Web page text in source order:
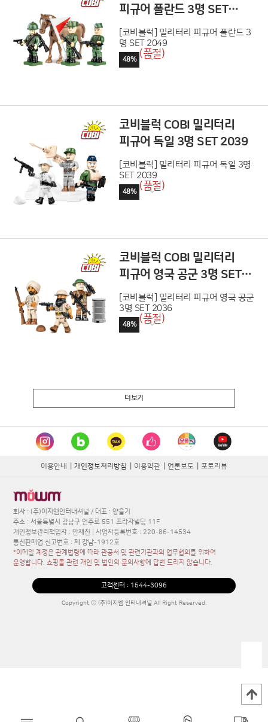
피규어 폴란드 3명 SET
2049
[코비블럭] 밀리터리 피규어 폴란드 3
명 SET 2049
48% (품절)
코비블럭 COBI 밀리터리
피규어 독일 3명 SET 2039
[코비블럭] 밀리터리 피규어 독일 3명
SET 2039
48% (품절)
코비블럭 COBI 밀리터리
피규어 영국 공군 3명 SET
2036
[코비블럭] 밀리터리 피규어 영국 공군
3명 SET 2036
48% (품절)
더보기
이용안내 개인정보처리방침 이용약관 언론보도 포토리뷰
회사 : (주)이지엠인터내셔널 / 대표 : 양을기
주소 : 서울특별시 강남구 언주로 551 프라자빌딩 11F
개인정보관리책임자 : 안재진 | 사업자등록번호 : 220-86-14534
통신판매업 신고번호 : 제 강남-1912호
*이메일 계정은 관계법령에 따라 관공서 및 관련기관과의 업무협의를 위하여
운영합니다. 쇼핑몰 관련 개인 및 법인의 문의사항에 답변 드리지 않습니다.
고객센터 : 1544-3096
Copyright ⓒ (주)이지엠 인터내셔널 All Right Reserved.